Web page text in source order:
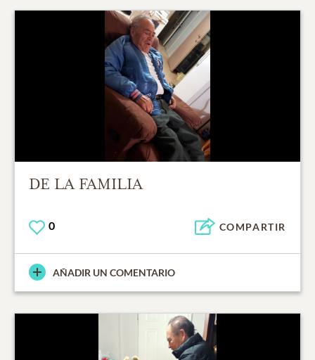
DE LA FAMILIA
0 COMPARTIR
AÑADIR UN COMENTARIO